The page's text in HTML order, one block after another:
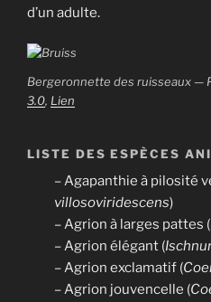
d’un adulte.
Bergeronnette des ruisseaux —
3.0, Lien
LISTE DES ESPÈCES
– Agapanthie à pilosité
villosoviridescens)
– Agrion à larges pattes (
– Agrion élégant (
– Agrion exclamatif (
– Agrion jouvencelle (